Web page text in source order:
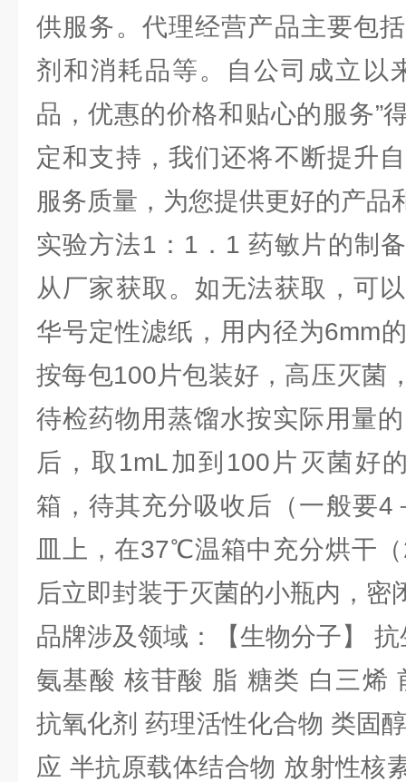
供服务。代理经营产品主要包
剂和消耗品等。自公司成立以
品，优惠的价格和贴心的服务”
定和支持，我们还将不断提升
服务质量，为您提供更好的产品
实验方法1：1．1 药敏片的制
从厂家获取。如无法获取，可
华号定性滤纸，用内径为6mm
按每包100片包装好，高压灭菌
待检药物用蒸馏水按实际用量
后，取1mL加到100片灭菌好
箱，待其充分吸收后（一般要4
皿上，在37℃温箱中充分烘干
后立即封装于灭菌的小瓶内，密
品牌涉及领域：【生物分子】
氨基酸 核苷酸 脂 糖类 白三烯
抗氧化剂 药理活性化合物 类固
应 半抗原载体结合物 放射性核